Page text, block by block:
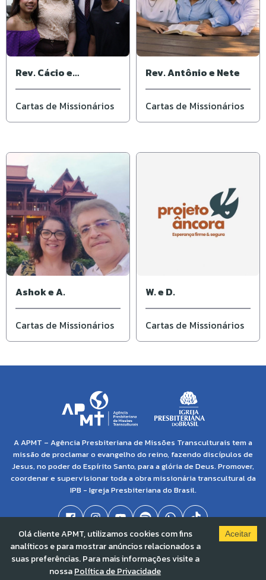
Rev. Cácio e
Elisângela
Cartas de Missionários
Rev. Antônio e Nete
Cartas de Missionários
Ashok e A.
Cartas de Missionários
W. e D.
Cartas de Missionários
A APMT – Agência Presbiteriana de Missões Transculturais tem a
missão de proclamar o evangelho do reino, fazendo discípulos de
Jesus, no poder do Espírito Santo, para a glória de Deus. Promover,
coordenar e supervisionar toda a obra missionária transcultural da
IPB - Igreja Presbiteriana do Brasil.
© 2021 APMT - Agência Presbiteriana de Missões Transculturais | CNPJ: 04.138.895/0001-
86 | Solved By Pippa
Olá cliente APMT, utilizamos cookies com fins
analíticos e para mostrar anúncios relacionados a
suas preferências. Para mais informações visite a
nossaPolítica de Privacidade
Aceitar